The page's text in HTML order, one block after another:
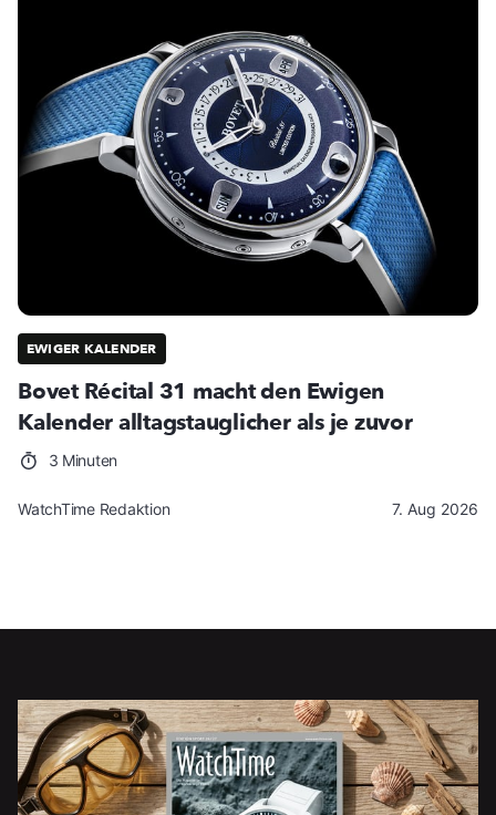
EWIGER KALENDER
Bovet Récital 31 macht den Ewigen
Kalender alltagstauglicher als je zuvor
3 Minuten
WatchTime Redaktion 7. Aug 2026